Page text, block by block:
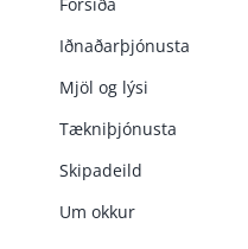
Iðnaðarþjónusta
Mjöl og lýsi
Tækniþjónusta
Skipadeild
Um okkur